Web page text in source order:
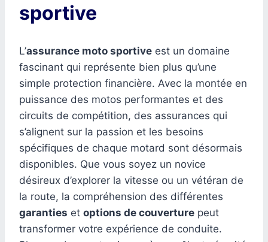
sportive
L’assurance moto sportive est un domaine
fascinant qui représente bien plus qu’une
simple protection financière. Avec la montée en
puissance des motos performantes et des
circuits de compétition, des assurances qui
s’alignent sur la passion et les besoins
spécifiques de chaque motard sont désormais
disponibles. Que vous soyez un novice
désireux d’explorer la vitesse ou un vétéran de
la route, la compréhension des différentes
garanties et options de couverture peut
transformer votre expérience de conduite.